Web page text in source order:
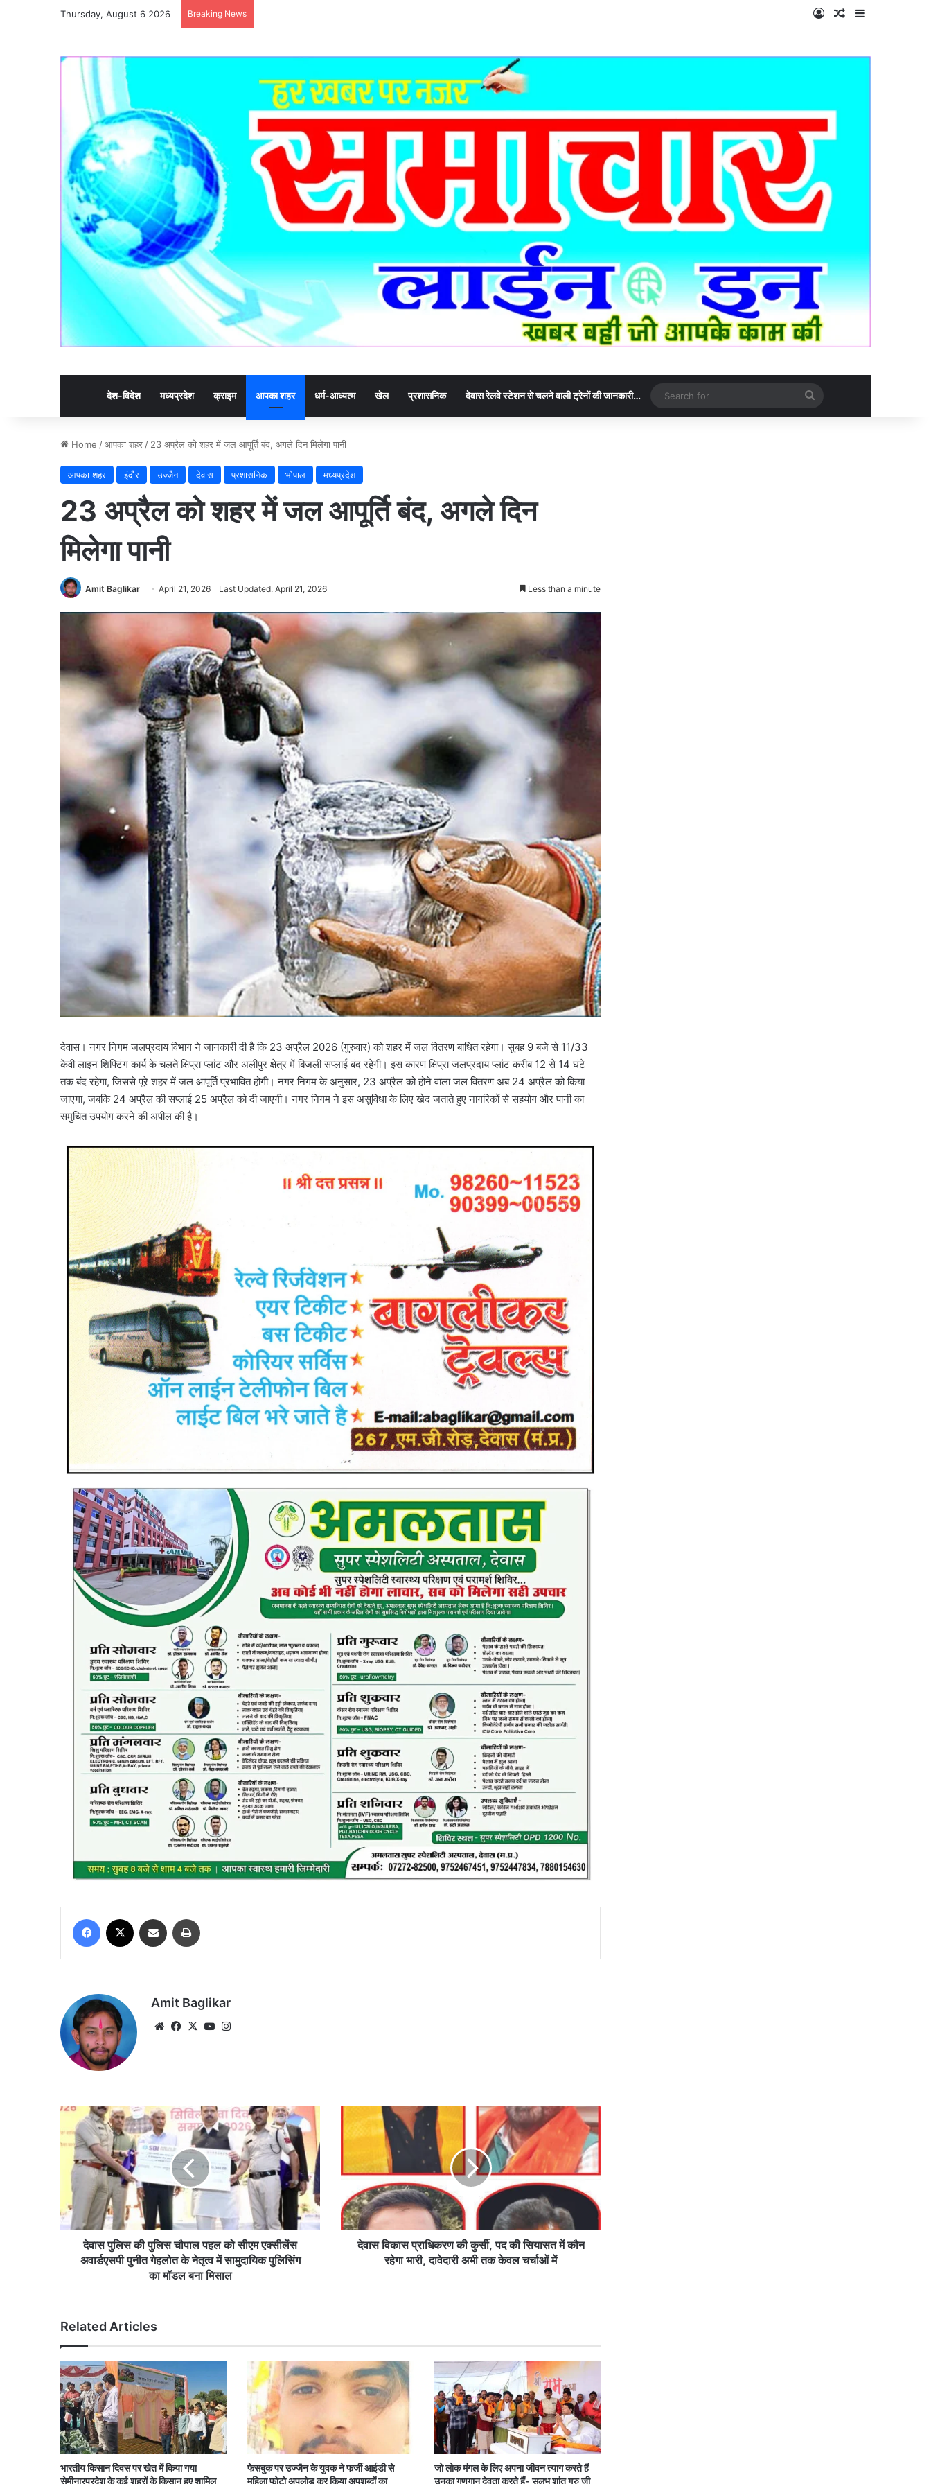
Thursday, August 6 2026 Breaking News Log InRandom Article
Sidebar
देश-विदेश मध्यप्रदेश क्राइम आपका शहर धर्म-आध्यत्म खेल प्रशासनिक देवास रेलवे स्टेशन से चलने वाली ट्रेनों की जानकारी…
for
Home /आपका शहर / 23 अप्रैल को शहर में जल आपूर्ति बंद, अगले दिन मिलेगा पानी
आपका शहर इंदौर उज्जैन देवास प्रशासनिक भोपाल मध्यप्रदेश
23 अप्रैल को शहर में जल आपूर्ति बंद, अगले दिन
मिलेगा पानी
Amit Baglikar April 21, 2026 Last Updated: April 21, 2026 Less than a minute
देवास। नगर निगम जलप्रदाय विभाग ने जानकारी दी है कि 23 अप्रैल 2026 (गुरुवार) को शहर में जल वितरण बाधित रहेगा। सुबह 9 बजे से 11/33
केवी लाइन शिफ्टिंग कार्य के चलते क्षिप्रा प्लांट और अलीपुर क्षेत्र में बिजली सप्लाई बंद रहेगी। इस कारण क्षिप्रा जलप्रदाय प्लांट करीब 12 से 14 घंटे
तक बंद रहेगा, जिससे पूरे शहर में जल आपूर्ति प्रभावित होगी। नगर निगम के अनुसार, 23 अप्रैल को होने वाला जल वितरण अब 24 अप्रैल को किया
जाएगा, जबकि 24 अप्रैल की सप्लाई 25 अप्रैल को दी जाएगी। नगर निगम ने इस असुविधा के लिए खेद जताते हुए नागरिकों से सहयोग और पानी का
समुचित उपयोग करने की अपील की है।
Facebook Share via Email
Amit Baglikar
WebsiteFacebook
X YouTube
देवास
पुलिस
की
पुलिस
चौपाल
पहल
सीएम
एक्सीलेंस
अवार्डएसपी
सामुदायिक
पुलिसिंग
का
मॉडल
बना
मिसाल
देवास पुलिस की पुलिस चौपाल पहल को सीएम एक्सीलेंस
अवार्डएसपी पुनीत गेहलोत के नेतृत्व में सामुदायिक पुलिसिंग
का मॉडल बना मिसाल
विकास
प्राधिकरण
कुर्सी,
की
सियासत
में
चर्चाओं
में
देवास विकास प्राधिकरण की कुर्सी, पद की सियासत में कौन
रहेगा भारी, दावेदारी अभी तक केवल चर्चाओं में
Related Articles
भारतीय किसान दिवस पर खेत में किया गया
सेमीनारप्रदेश के कई शहरों के किसान हुए शामिल
फेसबुक पर उज्जैन के युवक ने फर्जी आईडी से
महिला फोटो अपलोड कर किया अपशब्दों का
जो लोक मंगल के लिए अपना जीवन त्याग करते हैं
उनका गुणगान देवता करते हैं- सुलभ शांतु गुरु जी